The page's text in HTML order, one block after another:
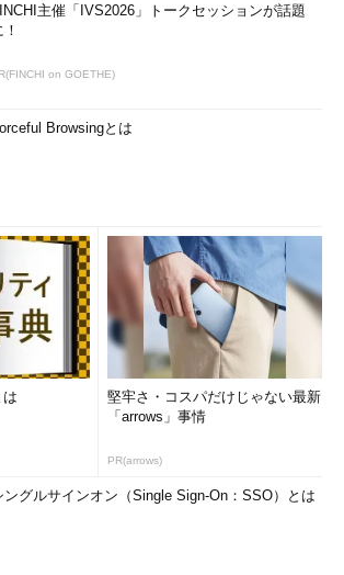
主催「IVS2026」トークセッションが話題
on GOETHE)
Browsingとは
は
堅牢さ・コスパだけじゃない最新
「arrows」事情
PR(arrows)
ングルサインオン（Single Sign-On：SSO）とは